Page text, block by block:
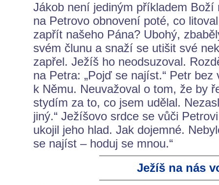
Jákob není jediným příkladem
na Petrovo obnovení poté, co
zapřít našeho Pána? Ubohý,
svém člunu a snaží se utišit své
zapřel. Ježíš ho neodsuzoval.
na Petra: „Pojď se najíst.“ Petr
k Němu. Neuvažoval o tom, že by
stydím za to, co jsem udělal.
jiný.“ Ježíšovo srdce se vůči
ukojil jeho hlad. Jak dojemné.
se najíst – hoduj se mnou.“
Ježíš na nás